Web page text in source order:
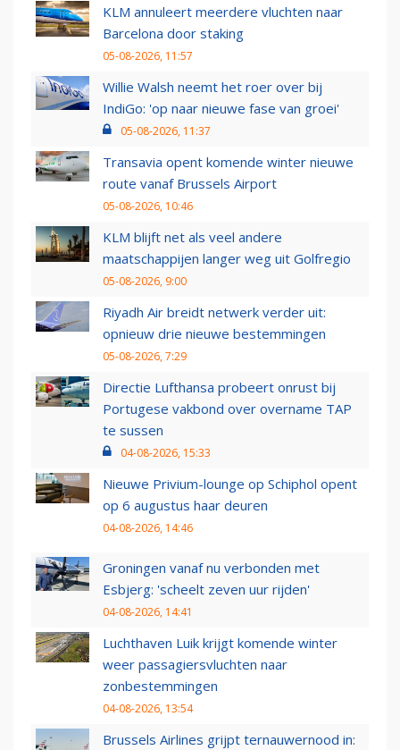
KLM annuleert meerdere vluchten naar
Barcelona door staking
05-08-2026, 11:57
Willie Walsh neemt het roer over bij
IndiGo: 'op naar nieuwe fase van groei'
05-08-2026, 11:37
Transavia opent komende winter nieuwe
route vanaf Brussels Airport
05-08-2026, 10:46
KLM blijft net als veel andere
maatschappijen langer weg uit Golfregio
05-08-2026, 9:00
Riyadh Air breidt netwerk verder uit:
opnieuw drie nieuwe bestemmingen
05-08-2026, 7:29
Directie Lufthansa probeert onrust bij
Portugese vakbond over overname TAP
te sussen
04-08-2026, 15:33
Nieuwe Privium-lounge op Schiphol opent
op 6 augustus haar deuren
04-08-2026, 14:46
Groningen vanaf nu verbonden met
Esbjerg: 'scheelt zeven uur rijden'
04-08-2026, 14:41
Luchthaven Luik krijgt komende winter
weer passagiersvluchten naar
zonbestemmingen
04-08-2026, 13:54
Brussels Airlines grijpt ternauwernood in: